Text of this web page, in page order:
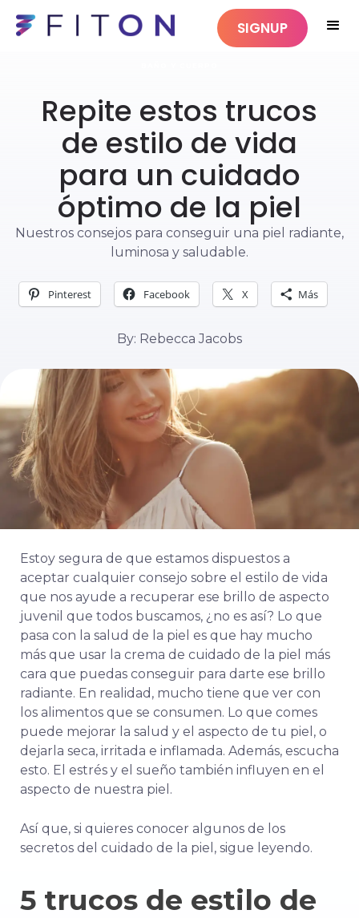
SIGNUP
Repite estos trucos
de estilo de vida
para un cuidado
óptimo de la piel
Nuestros consejos para conseguir una piel radiante,
luminosa y saludable.
Pinterest Facebook X Más
By: Rebecca Jacobs
Estoy segura de que estamos dispuestos a
aceptar cualquier consejo sobre el estilo de vida
que nos ayude a recuperar ese brillo de aspecto
juvenil que todos buscamos, ¿no es así? Lo que
pasa con la salud de la piel es que hay mucho
más que usar la crema de cuidado de la piel más
cara que puedas conseguir para darte ese brillo
radiante. En realidad, mucho tiene que ver con
los alimentos que se consumen. Lo que comes
puede mejorar la salud y el aspecto de tu piel, o
dejarla seca, irritada e inflamada. Además, escucha
esto. El estrés y el sueño también influyen en el
aspecto de nuestra piel.
Así que, si quieres conocer algunos de los
secretos del cuidado de la piel, sigue leyendo.
5 trucos de estilo de